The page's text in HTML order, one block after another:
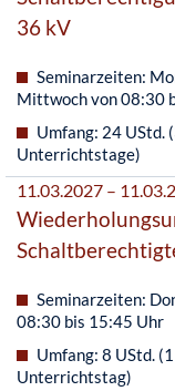
36 kV
Seminarzeiten:
Mittwoch von 08:30
Umfang: 24 UStd.
Unterrichtstage)
11.03.2027 –
Seminarzeiten:
08:30 bis 15:45 Uhr
Umfang: 8 UStd. (1
Unterrichtstag)